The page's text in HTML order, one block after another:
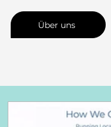
Über uns